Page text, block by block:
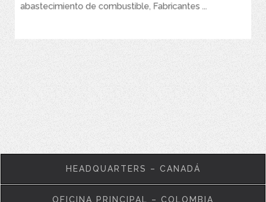
abastecimiento de combustible, Fabricantes ...
HEADQUARTERS – CANADÁ
OFICINA PRINCIPAL – COLOMBIA